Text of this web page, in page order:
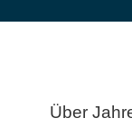
Über